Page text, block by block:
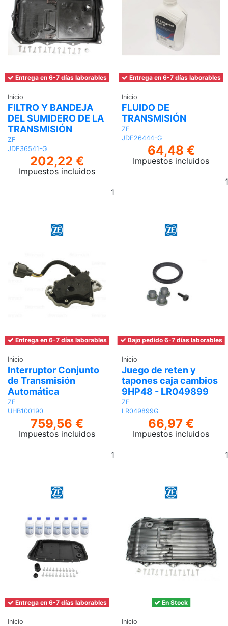
Entrega en 6-7 días laborables
Inicio
FILTRO Y BANDEJA
DEL SUMIDERO DE LA
TRANSMISIÓN
ZF
JDE36541-G
202,22 €
Impuestos incluidos
Entrega en 6-7 días laborables
Inicio
FLUIDO DE
TRANSMISIÓN
ZF
JDE26444-G
64,48 €
Impuestos incluidos
Entrega en 6-7 días laborables
Inicio
Interruptor Conjunto
de Transmisión
Automática
ZF
UHB100190
759,56 €
Impuestos incluidos
Bajo pedido 6-7 días laborables
Inicio
Juego de reten y
tapones caja cambios
9HP48 - LR049899
ZF
LR049899G
66,97 €
Impuestos incluidos
Entrega en 6-7 días laborables
Inicio
En Stock
Inicio